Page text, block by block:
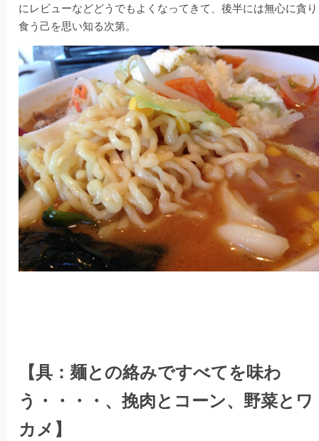
にレビューなどどうでもよくなってきて、後半には無心に貪り
食う己を思い知る次第。
【具：麺との絡みですべてを味わ
う・・・・、挽肉とコーン、野菜とワ
カメ】